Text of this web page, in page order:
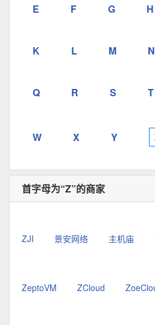
E F G H
K L M N
Q R S T
W X Y
首字母为“Z”的商家
ZJI 景安网络 主机庙
ZeptoVM ZCloud